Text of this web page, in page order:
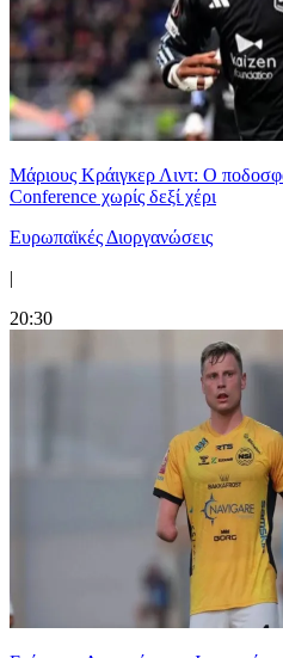
Μάριους Κράιγκερ Λιντ: Ο
Conference χωρίς δεξί χέρι
Ευρωπαϊκές Διοργανώσεις
|
20:30